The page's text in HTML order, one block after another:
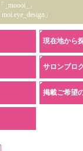
」
」
現在地から
サロンブロ
掲載ご希望